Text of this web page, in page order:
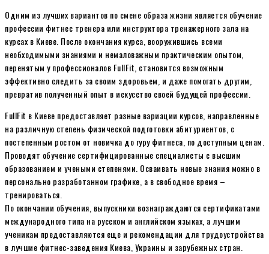
Одним из лучших вариантов по смене образа жизни является обучение
профессии фитнес тренера или инструктора тренажерного зала на
курсах в Киеве. После окончания курса, вооружившись всеми
необходимыми знаниями и немаловажным практическим опытом,
перенятым у профессионалов FullFit, становится возможным
эффективно следить за своим здоровьем, и даже помогать другим,
превратив полученный опыт в искусство своей будущей профессии.
FullFit в Киеве предоставляет разные вариации курсов, направленные
на различную степень физической подготовки абитуриентов, с
постепенным ростом от новичка до гуру фитнеса, по доступным ценам.
Проводят обучение сертифицированные специалисты с высшим
образованием и учеными степенями. Осваивать новые знания можно в
персонально разработанном графике, а в свободное время –
тренироваться.
По окончании обучения, выпускники вознаграждаются сертификатами
международного типа на русском и английском языках, а лучшим
ученикам предоставляются еще и рекомендации для трудоустройства
в лучшие фитнес-заведения Киева, Украины и зарубежных стран.